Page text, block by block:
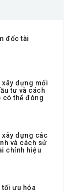
đốc tài
dựng mối
tư và cách
có thể đóng
xây dựng các
và cách sử
chính hiệu
tối ưu hóa